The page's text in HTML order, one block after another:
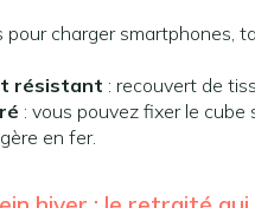
pour charger smartphones,
résistant : recouvert de
: vous pouvez fixer le
en fer.